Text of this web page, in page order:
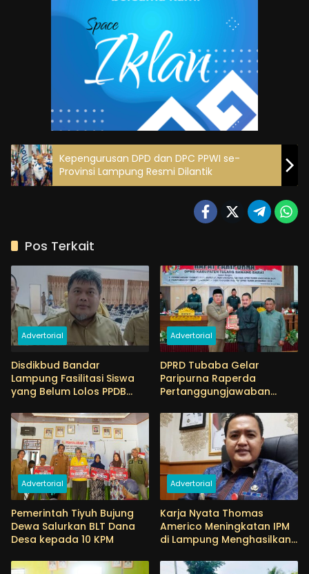
Kepengurusan DPD dan DPC PPWI se-
Provinsi Lampung Resmi Dilantik
Pos Terkait
Advertorial
Disdikbud Bandar
Lampung Fasilitasi Siswa
yang Belum Lolos PPDB
Advertorial
DPRD Tubaba Gelar
Paripurna Raperda
Pertanggungjawaban
Advertorial
Pemerintah Tiyuh Bujung
Dewa Salurkan BLT Dana
Desa kepada 10 KPM
Advertorial
Karja Nyata Thomas
Americo Meningkatan IPM
di Lampung Menghasilkan
Lampung 100 Persen Lolos